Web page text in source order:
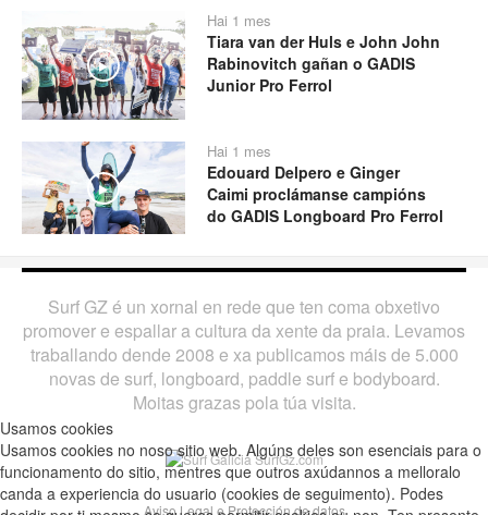
Play
Hai 1 mes
Tiara van der Huls e John John
Rabinovitch gañan o GADIS
Junior Pro Ferrol
Play
Hai 1 mes
Edouard Delpero e Ginger
Caimi proclámanse campións
do GADIS Longboard Pro Ferrol
Surf GZ é un xornal en rede que ten coma obxetivo
promover e espallar a cultura da xente da praia. Levamos
traballando dende 2008 e xa publicamos máis de 5.000
novas de surf, longboard, paddle surf e bodyboard.
Moitas grazas pola túa visita.
Aviso Legal e Protección de datos
Usamos cookies
Usamos cookies no noso sitio web. Algúns deles son esenciais para o
funcionamento do sitio, mentres que outros axúdannos a melloralo
canda a experiencia do usuario (cookies de seguimento). Podes